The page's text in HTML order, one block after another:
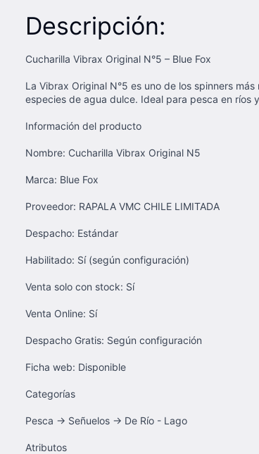
Descripción:
Cucharilla Vibrax Original N°5 – Blue Fox
La Vibrax Original N°5 es uno de los spinners
especies de agua dulce. Ideal para pesca en ríos
Información del producto
Nombre: Cucharilla Vibrax Original N5
Marca: Blue Fox
Proveedor: RAPALA VMC CHILE LIMITADA
Despacho: Estándar
Habilitado: Sí (según configuración)
Venta solo con stock: Sí
Venta Online: Sí
Despacho Gratis: Según configuración
Ficha web: Disponible
Categorías
Pesca → Señuelos → De Río - Lago
Atributos